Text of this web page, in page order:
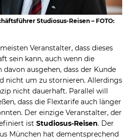
Studiosus-Reisen – FOTO:
Veranstalter, dass dieses
sein kann, auch wenn die
ausgehen, dass der Kunde
nicht um zu stornieren. Allerdings
nicht dauerhaft. Parallel will
dass die Flextarife auch länger
Der einzige Veranstalter, der
ist Studiosus-Reisen. Der
München hat dementsprechend